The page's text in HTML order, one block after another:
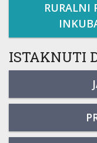
RURALNI
ISTAKNUTI